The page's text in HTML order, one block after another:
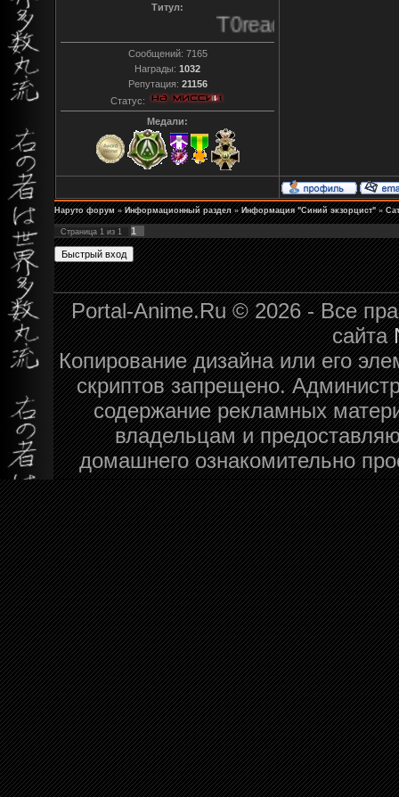
Титул:
T0reador xD
Сообщений: 7165
Награды: 1032
Репутация: 21156
Статус:
Медали:
Наруто форум » Информационный раздел » Информация "Синий экзорцист" »
Страница 1 из 1 1
Portal-Anime.Ru © 2026 - Все
сайта
Копирование дизайна или его
скриптов запрещено.
содержание рекламных
владельцам и
домашнего ознакомительно